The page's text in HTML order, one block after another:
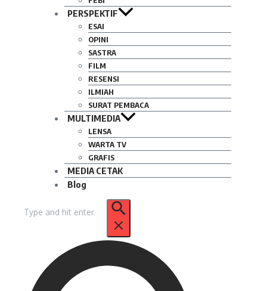
PERSPEKTIF
ESAI
OPINI
SASTRA
FILM
RESENSI
ILMIAH
SURAT PEMBACA
MULTIMEDIA
LENSA
WARTA TV
GRAFIS
MEDIA CETAK
Blog
untuk: